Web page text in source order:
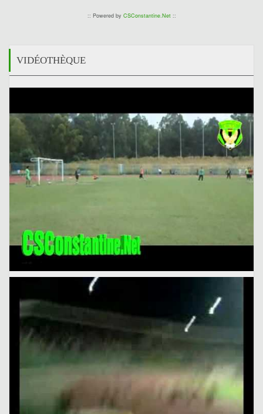
:: Powered by CSConstantine.Net::
VIDÉOTHÈQUE